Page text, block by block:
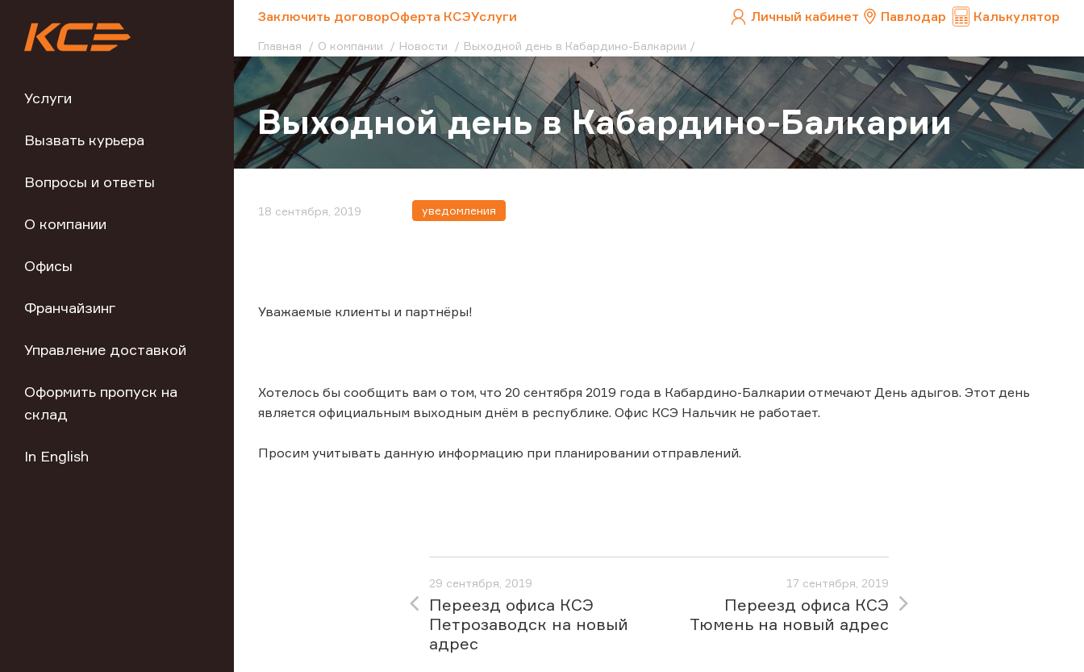
Услуги
Вызвать курьера
Вопросы и ответы
О компании
Офисы
Франчайзинг
Управление доставкой
Оформить пропуск на
склад
In English
Заключить договорОферта КСЭУслуги Личный кабинет Павлодар Калькулятор
Главная О компании Новости Выходной день в Кабардино-Балкарии
Выходной день в Кабардино-Балкарии
18 сентября, 2019 уведомления
Уважаемые клиенты и партнёры!
Хотелось бы сообщить вам о том, что 20 сентября 2019 года в Кабардино-Балкарии отмечают День адыгов. Этот день
является официальным выходным днём в республике. Офис КСЭ Нальчик не работает.
Просим учитывать данную информацию при планировании отправлений.
29 сентября, 2019
Переезд офиса КСЭ
Петрозаводск на новый
адрес
17 сентября, 2019
Переезд офиса КСЭ
Тюмень на новый адрес